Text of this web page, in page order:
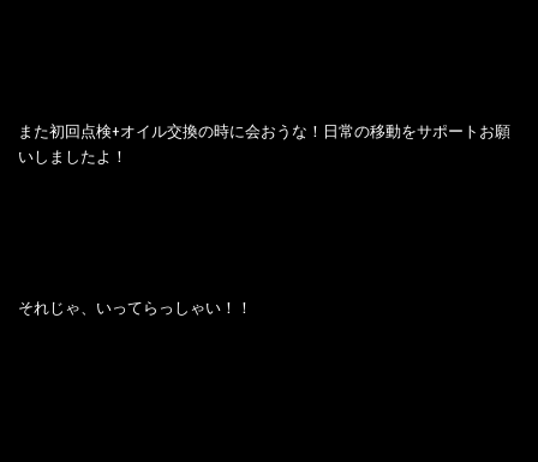
また初回点検+オイル交換の時に会おうな！日常の移動をサポートお願
いしましたよ！
それじゃ、いってらっしゃい！！